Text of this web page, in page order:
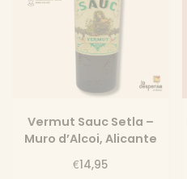
Vermut Sauc Setla –
Muro d’Alcoi, Alicante
€14,95